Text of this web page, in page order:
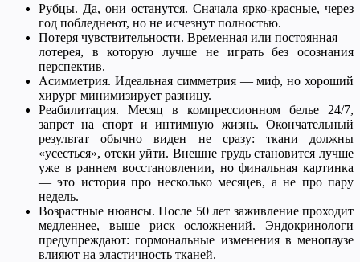
Рубцы. Да, они останутся. Сначала ярко-красные, через
год побледнеют, но не исчезнут полностью.
Потеря чувствительности. Временная или постоянная —
лотерея, в которую лучше не играть без осознания
перспектив.
Асимметрия. Идеальная симметрия — миф, но хороший
хирург минимизирует разницу.
Реабилитация. Месяц в компрессионном белье 24/7,
запрет на спорт и интимную жизнь. Окончательный
результат обычно виден не сразу: ткани должны
«усесться», отеки уйти. Внешне грудь становится лучше
уже в раннем восстановлении, но финальная картинка
— это история про несколько месяцев, а не про пару
недель.
Возрастные нюансы. После 50 лет заживление проходит
медленнее, выше риск осложнений. Эндокринологи
предупреждают: гормональные изменения в менопаузе
влияют на эластичность тканей.